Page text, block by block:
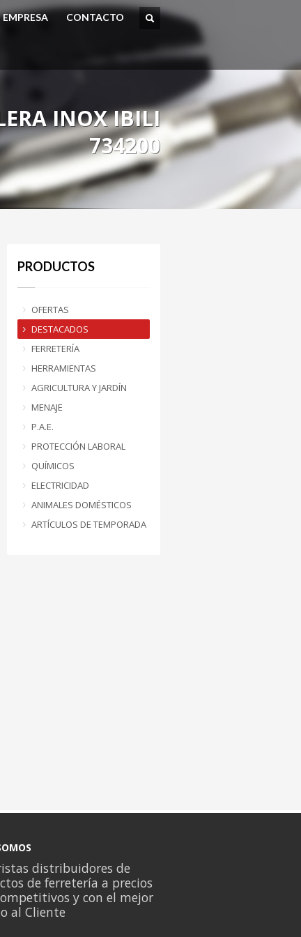
EMPRESA CONTACTO
INOX IBILI
734200
PRODUCTOS
OFERTAS
DESTACADOS
FERRETERÍA
HERRAMIENTAS
AGRICULTURA Y JARDÍN
MENAJE
P.A.E.
PROTECCIÓN LABORAL
QUÍMICOS
ELECTRICIDAD
ANIMALES DOMÉSTICOS
ARTÍCULOS DE TEMPORADA
distribuidores de
de ferretería a precios
y con el mejor
al Cliente